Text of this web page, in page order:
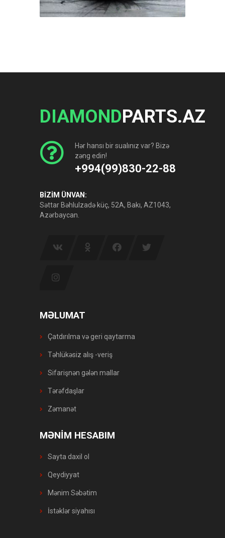
DIAMONDPARTS.AZ
Hər hansı bir sualınız var? Bizə
zəng edin!
+994(99)830-22-88
BİZİM ÜNVAN:
Səttar Bəhlulzadə küç, 52A, Bakı, AZ1043,
Azərbaycan.
MƏLUMAT
Çatdırılma və geri qaytarma
Təhlükəsiz alış -veriş
Sifarişnən gələn mallar
Tərəfdaşlar
Zəmanət
MƏNİM HESABIM
Sayta daxil ol
Qeydiyyat
Mənim Səbətim
İstəklər siyahısı